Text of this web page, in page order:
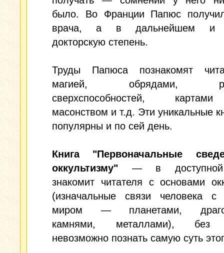
было. Во Франции Папюс
врача, а в дальнейшем и
докторскую степень.
Труды Папюса познакомят
магией, обрядами,
сверхспособностей,
масонством и т.д. Эти уникальные
популярны и по сей день.
Книга "Первоначальные
оккультизму" — в
знакомит читателя с основами
(изначальные связи человека
миром — планетами,
камнями, металлами), без
невозможно познать самую суть